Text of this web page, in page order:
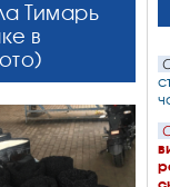
Тимарь
в